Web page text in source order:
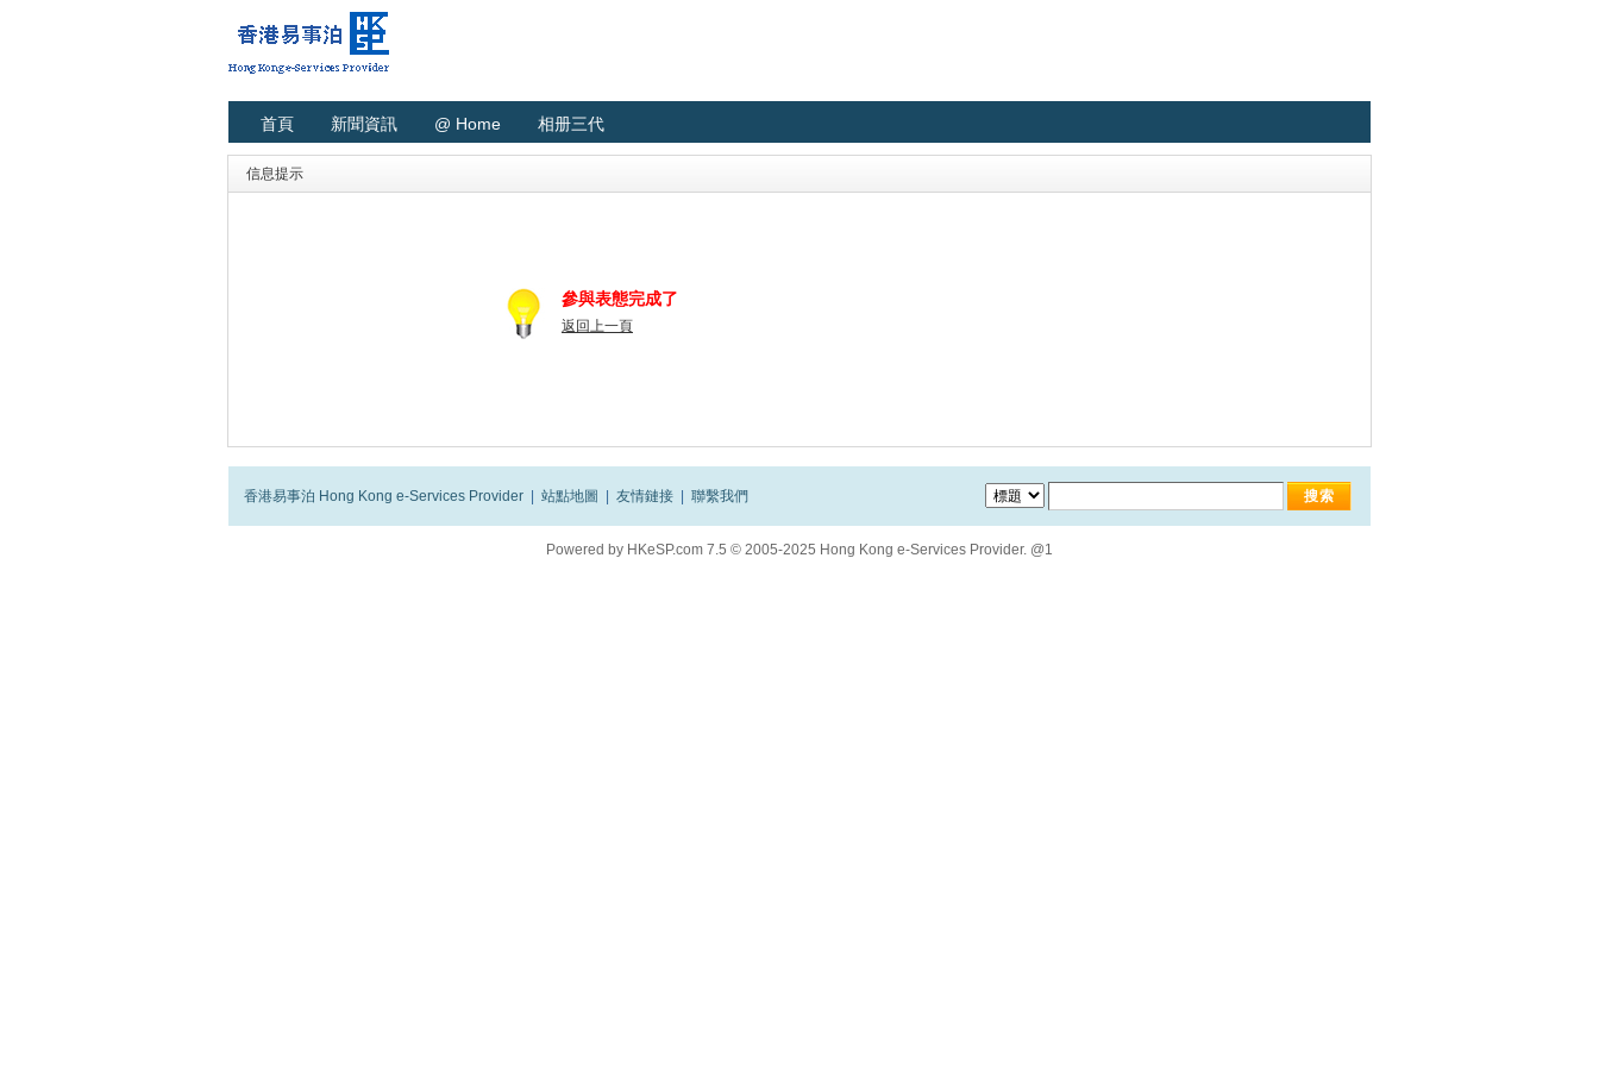
首頁 新聞資訊 @ Home 相册三代
信息提示
參與表態完成了
返回上一頁
香港易事泊 Hong Kong e-Services Provider 站點地圖 友情鏈接 聯繫我們
Powered by HKeSP.com 7.5 © 2005-2025 Hong Kong e-Services Provider. @1